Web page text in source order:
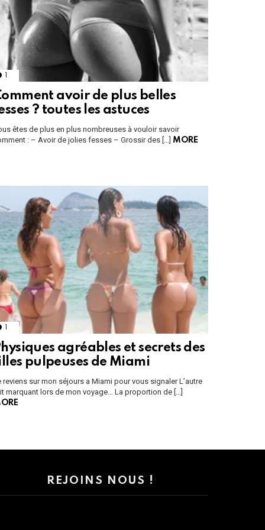
1
avoir de plus belles
? toutes les astuces
êtes de plus en plus nombreuses à vouloir savoir
: – Avoir de jolies fesses – Grossir des […] MORE
1 Comment
agréables et secrets des
pulpeuses de Miami
reviens sur mon séjours a Miami pour vous signaler L’autre
marquant lors de mon voyage… La proportion de […]
REJOINS NOUS !